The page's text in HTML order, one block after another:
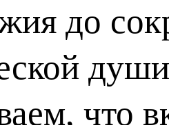
до
что